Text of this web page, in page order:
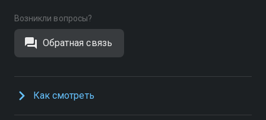
Возникли вопросы?
Обратная связь
Как смотреть